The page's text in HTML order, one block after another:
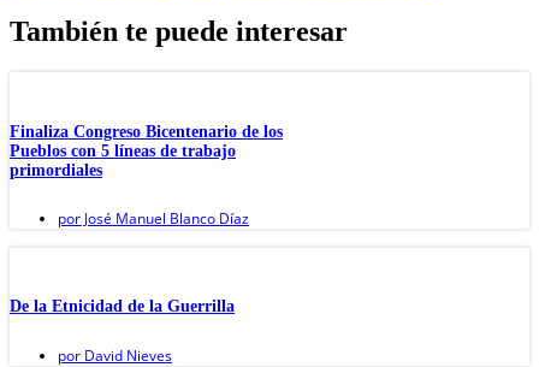
También te puede interesar
Finaliza Congreso Bicentenario de los
Pueblos con 5 líneas de trabajo
primordiales
por José Manuel Blanco Díaz
De la Etnicidad de la Guerrilla
por David Nieves